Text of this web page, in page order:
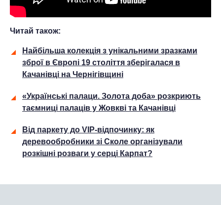
Читай також:
Найбільша колекція з унікальними зразками
зброї в Європі 19 століття зберігалася в
Качанівці на Чернігівщині
«Українські палаци. Золота доба» розкриють
таємниці палаців у Жовкві та Качанівці
Від паркету до VIP-відпочинку: як
деревообробники зі Сколе організували
розкішні розваги у серці Карпат?